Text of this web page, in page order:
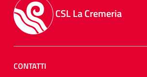
CSL La Cremeria
CONTATTI